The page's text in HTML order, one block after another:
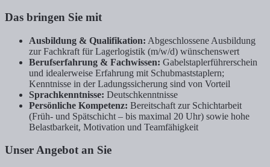
Das bringen Sie mit
Ausbildung & Qualifikation: Abgeschlossene Ausbildung
zur Fachkraft für Lagerlogistik (m/w/d) wünschenswert
Berufserfahrung & Fachwissen: Gabelstaplerführerschein
und idealerweise Erfahrung mit Schubmaststaplern;
Kenntnisse in der Ladungssicherung sind von Vorteil
Sprachkenntnisse: Deutschkenntnisse
Persönliche Kompetenz: Bereitschaft zur Schichtarbeit
(Früh- und Spätschicht – bis maximal 20 Uhr) sowie hohe
Belastbarkeit, Motivation und Teamfähigkeit
Unser Angebot an Sie